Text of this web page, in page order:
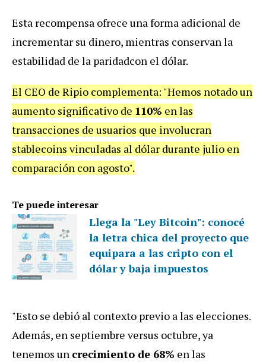
Esta recompensa ofrece una forma adicional de
incrementar su dinero, mientras conservan la
estabilidad de la paridadcon el dólar.
El CEO de Ripio complementa: "Hemos notado un
aumento significativo de 110% en las
transacciones de usuarios que involucran
stablecoins vinculadas al dólar durante julio en
comparación con agosto".
Te puede interesar
Llega la "Ley Bitcoin": conocé
la letra chica del proyecto que
equipara a las cripto con el
dólar y baja impuestos
"Esto se debió al contexto previo a las elecciones.
Además, en septiembre versus octubre, ya
tenemos un crecimiento de 68% en las